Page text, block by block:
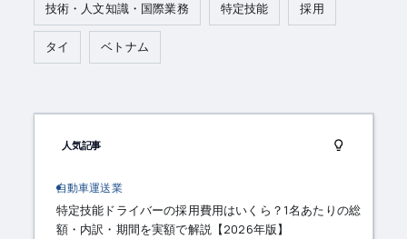
技術・人文知識・国際業務 特定技能 採用
タイ ベトナム
人気記事
自動車運送業
特定技能ドライバーの採用費用はいくら？1名あたりの総
額・内訳・期間を実額で解説【2026年版】